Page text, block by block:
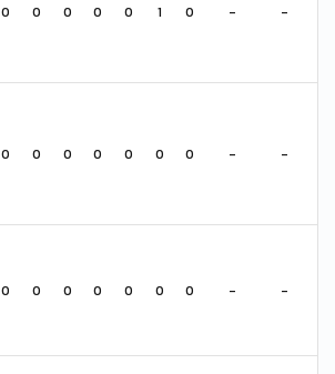
0 0 0 0 0 1 0 - -
0 0 0 0 0 0 0 - -
0 0 0 0 0 0 0 - -